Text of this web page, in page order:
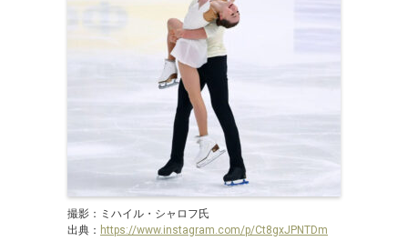
撮影：ミハイル・シャロフ氏
出典： https://www.instagram.com/p/Ct8gxJPNTDm